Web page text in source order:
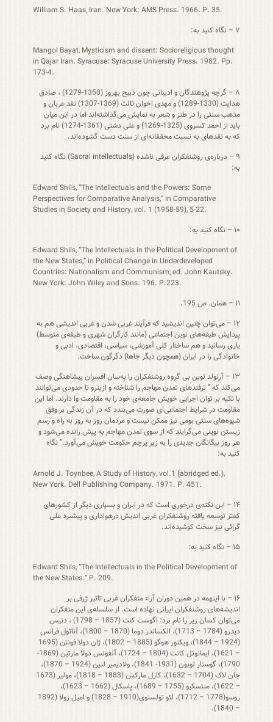
William S. Haas, Iran. New York: AMS Press. 1966. P. 35.
۷ – نگاه کنید به:
Mangol Bayat, Mysticism and dissent: Socioreligious thought
in Qajar Iran. Syracuse: Syracuse University Press. 1982. Pp.
173-4.
۸ – گرچه پژوهندگان و ادیبانی چون ذبیح بهروز (1350-1279) ، صادق
هدایت (1330-1289) و مهدی اخوان ثالث (1369-1307) نقد عربان و
مذهب سنتی را در طنز و شعر به نمایش می‌گذاشته‌اند اما در این میان
باید از احمد کسروی (1325-1269) و علی دشتی (1361-1274) نام برد
که به نقدهای به نسبت محققانه‌ای از سنت دست گشوده‌اند.
۹ – درباره‌ی روشنفکران عرفی ناشده (Sacral intellectuals) نگاه کنید
به:
Edward Shils, “The Intellectuals and the Powers: Some
Perspectives for Comparative Analysis,” in Comparative
Studies in Society and History, vol. 1 (1958-59), 5-22.
۱۰ – نگاه کنید به:
Edward Shils, “The Intellectuals in the Political Development of
the New States,” in Political Change in Underdeveloped
Countries: Nationalism and Communism, ed. John Kautsky.
New York: John Wiley and Sons. 196. P.223.
۱۱ – همان. ص 195.
۱۲ – می‌توان چنین اندیشید که فرآیند غربی شدن و غربی اندیشی هم به
پیدایش طبقه‌های نوین اجتماعی (مانند کارگران شهری و طبقه‌ی متوسط)
یاری رسانید و هم ساختار کلی آموزشی، سیاسی، اقتصادی، ادبی و
خانوادگی را در ایران (همچون دیگر جاها) دگرگون ساخت.
۱۳ – آرنولد توین بی‌ گروه روشنفکران را به‌سان افسران پیشاهنگی وصف
می‌کند که ” ترفندهای تمدن مهاجم را شناخته و ازینرو تا حدودی می‌توانند
با تکیه بر توان اجرایی خویش جامعه‌ی خود را به مقاومت وا دارند. اما این
مقاومت در شرایط اجتماعی‌ای صورت می‌بندد که در آن زندگی بر وفق
شیوه‌های سنتی بومی نیز ممکن نیست و مردمان روز به روز به راه و رسم
زیستن نوینی می‌گرایند که از سوی تمدن مهاجم به پیش رانده می‌شود و
هر روز بیگانگان جدیدی را به زیر پرچم حکومت خویش می‌آورد.” نگاه
کنید به:
Arnold J. Toynbee, A Study of History, vol.1 (abridged ed.),
New York. Dell Publishing Company. 1971. P. 451.
۱۴ – این نکته‌ی درخوری است که در ایران و بسیاری دیگر از کشورهای
کمتر توسعه یافته روشنفکران غربی اندیش درهواداری و پیشبرد ملی
گرائی نیز سخت کوشیده‌اند.
۱۵ – نگاه کنید به:
Edward Shils, “The Intellectuals in the Political Development of
the New States.” P. 209.
۱۶ – با اینهمه در همین دوران آراء متفکران غربی تاثیر ژرفی بر
اندیشه‌های روشنفکران ایرانی نهاده است. از سلسله‌ی این متفکران
می‌توان کسان زیر را نام برد: اگوست کنت (1857 – 1798) ، دنیس
دیدرو (1784 – 1713)، الکساندر دوما (1870 – 1800)، آناتول فرانس
(1924 – 1844)، ویکتور هوگو (1885 – 1802)، ژان دولا فونتن (1695
– 1621)، ایمانوئل کانت (1804 – 1724)، آلفونس دولا مارتین (1869-
1790)، گوستار لوبون (1931- 1841)، ولادیمیر لنین (1924 – 1870)،
جان لاک (1704 – 1632)، کارل مارکس (1883 – 1818)، مولیر (1673
– 1622)، منتسکیو (1755 – 1689)، پاسکال (1662 – 1623)،
روسو(1778 – 1712)، لئو تولستوی(1910 – 1828) و امیل زولا (1892
– 1840).